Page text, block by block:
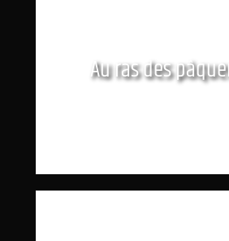
Au ras des